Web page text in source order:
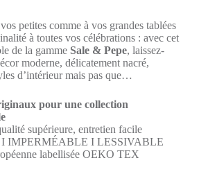
petites comme à vos grandes tablées
à toutes vos célébrations : avec cet
de la gamme Sale & Pepe, laissez-
moderne, délicatement nacré,
d’intérieur mais pas que…
pour une collection
supérieure, entretien facile
IMPERMÉABLE I LESSIVABLE
labellisée OEKO TEX